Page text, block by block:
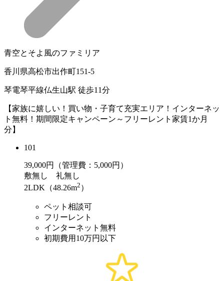
青空とそよ風のファミリア
香川県高松市出作町151-5
琴電琴平線仏生山駅 徒歩11分
【家族に嬉しい！買い物・子育て充実エリア！インターネッ
ト無料！期間限定キャンペーン～フリーレント家賃1か月
分】
101
39,000円（管理費：5,000円）
敷無し 礼無し
2LDK（48.26m2 ）
ペット相談可
フリーレント
インターネット無料
初期費用10万円以下